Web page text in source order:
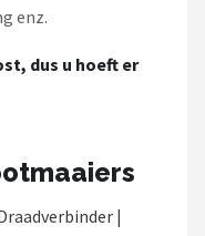
enz.
dus u hoeft er
|